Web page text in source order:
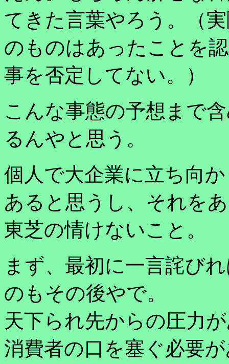
てきた言葉やろう。（
のものはあったことを
事を否定してない。）
こんな事態の予想まで
るんやと思う。
個人で大企業に立ち向
あると思うし、それを
東芝の情けないこと。
まず、最初に一言詫び
のもその後やで。
天下られ先からの圧力
消費者の口を塞ぐ必要